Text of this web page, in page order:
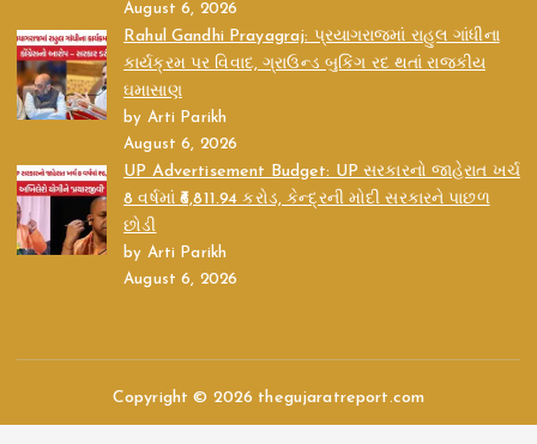
August 6, 2026
Rahul Gandhi Prayagraj: પ્રયાગરાજમાં રાહુલ ગાંધીના
કાર્યક્રમ પર વિવાદ, ગ્રાઉન્ડ બુકિંગ રદ થતાં રાજકીય
ઘમાસાણ
by Arti Parikh
August 6, 2026
UP Advertisement Budget: UP સરકારનો જાહેરાત ખર્ચ
8 વર્ષમાં ₹6,811.94 કરોડ, કેન્દ્રની મોદી સરકારને પાછળ
છોડી
by Arti Parikh
August 6, 2026
Copyright © 2026 thegujaratreport.com